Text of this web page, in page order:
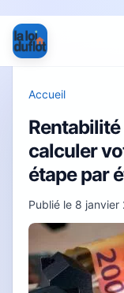
Accueil
calculer
étape par
Publié le 8 janvier